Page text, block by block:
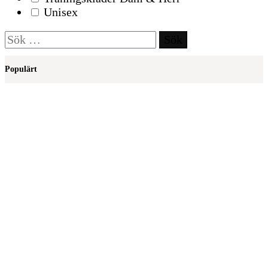
Unisex
Sök
efter:
Populärt